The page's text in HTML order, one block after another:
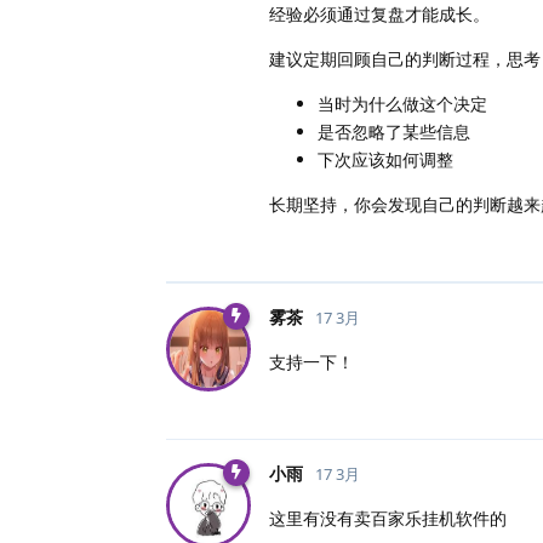
经验必须通过复盘才能成长。
建议定期回顾自己的判断过程，思考
当时为什么做这个决定
是否忽略了某些信息
下次应该如何调整
长期坚持，你会发现自己的判断越来
雾茶 17 3月
支持一下！
小雨 17 3月
这里有没有卖百家乐挂机软件的